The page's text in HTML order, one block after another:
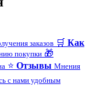
заказов 🛒 Как
покупки 🎁
⭐ Отзывы Мнения
с нами удобным